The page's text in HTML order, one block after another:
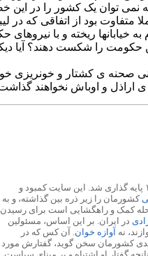
فضول محله در ۱۳ اسفند ۱۳۸۷ پایه گذاری شد. این سایت کمبود و
کشورمان را زیر ذره بین گذاشته، و به
کمک و راهگشایی است برای رسیدن
در ایران. بر این اساس، مسئولین
نه آوازه خوان. آن کس که در
کشورمان سخن گوید، گفتارش مورد